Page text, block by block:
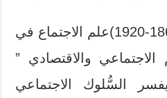
يُعّرف ماكس فيبر (1864-1920)علم الاجتماع في
الاجتماعي والاقتصادي ”
السُّلوك الاجتماعي